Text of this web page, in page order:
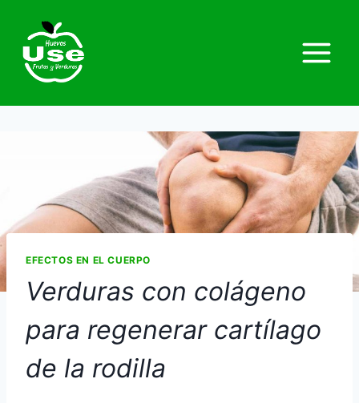
EFECTOS EN EL CUERPO
Verduras con colágeno
para regenerar cartílago
de la rodilla